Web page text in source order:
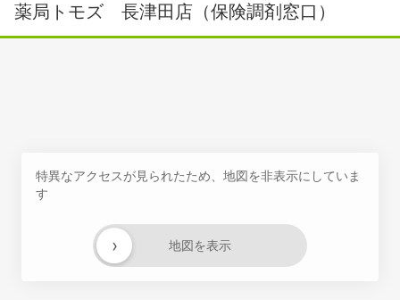
薬局トモズ 長津田店（保険調剤窓口）
特異なアクセスが見られたため、地図を非表示にしていま
す
地図を表示
›